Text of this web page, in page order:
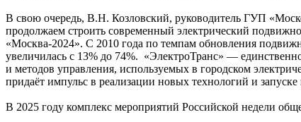
В свою очередь, В.Н. Козловский, руководитель ГУП
продолжаем строить современный электрический
«Москва-2024». С 2010 года по темпам обновления
увеличилась с 13% до 74%. «ЭлектроТранс» —
и методов управления, используемых в городском
придаёт импульс в реализации новых технологий и
В 2025 году комплекс мероприятий Российской недели